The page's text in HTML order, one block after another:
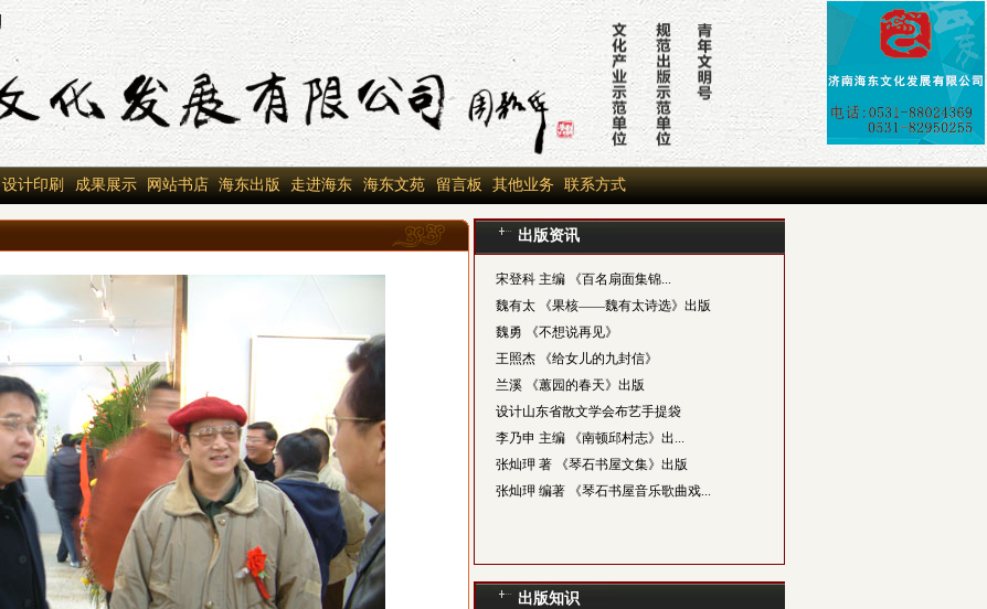
设计印刷 成果展示 网站书店 海东出版 走进海东 海东文苑 留言板 其他业务 联系方式
出版资讯
宋登科 主编 《百名扇面集锦...
魏有太 《果核——魏有太诗选》出版
魏勇 《不想说再见》
王照杰 《给女儿的九封信》
兰溪 《蕙园的春天》出版
设计山东省散文学会布艺手提袋
李乃申 主编 《南顿邱村志》出...
张灿玾 著 《琴石书屋文集》出版
张灿玾 编著 《琴石书屋音乐歌曲戏...
出版知识